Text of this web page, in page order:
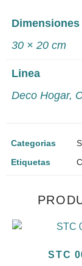
Dimensiones
30 × 20 cm
Linea
Deco Hogar,
Categorias
Etiquetas
STC